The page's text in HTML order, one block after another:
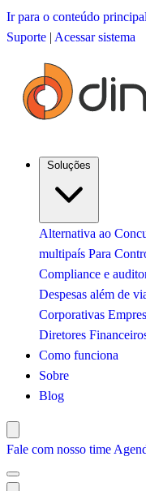
Ir para o conteúdo principal
Suporte | Acessar sistema
Alternativa ao
multipaís Para
Compliance e
Despesas além de
Corporativas
Diretores
Como funciona
Sobre
Blog
Fale com nosso time